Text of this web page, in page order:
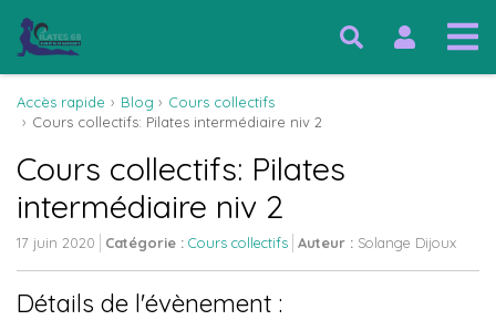
Accès rapide Blog
Cours collectifs
Cours collectifs: Pilates intermédiaire niv 2
Cours collectifs: Pilates
intermédiaire niv 2
17 juin 2020 Catégorie : Cours collectifs Auteur : Solange Dijoux
Détails de l'évènement :